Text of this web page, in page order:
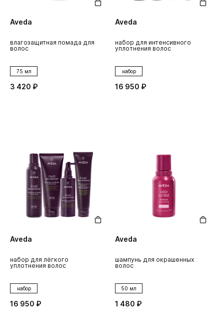
Aveda
влагозащитная помада для
волос
75 мл
3 420 ₽
Aveda
набор для интенсивного
уплотнения волос
набор
16 950 ₽
Aveda
набор для лёгкого
уплотнения волос
набор
16 950 ₽
Aveda
шампунь для окрашенных
волос
50 мл
1 480 ₽